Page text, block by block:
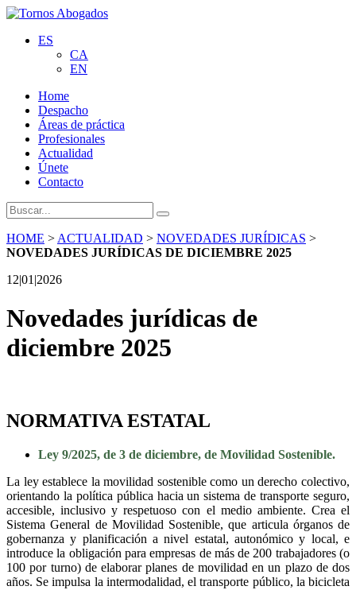
ES
CA
EN
Home
Despacho
Áreas de práctica
Profesionales
Actualidad
Únete
Contacto
HOME > ACTUALIDAD > NOVEDADES JURÍDICAS >
NOVEDADES JURÍDICAS DE DICIEMBRE 2025
12|01|2026
Novedades jurídicas de
diciembre 2025
NORMATIVA ESTATAL
Ley 9/2025, de 3 de diciembre, de Movilidad Sostenible.
La ley establece la movilidad sostenible como un derecho colectivo,
orientando la política pública hacia un sistema de transporte seguro,
accesible, inclusivo y respetuoso con el medio ambiente. Crea el
Sistema General de Movilidad Sostenible, que articula órganos de
gobernanza y planificación a nivel estatal, autonómico y local, e
introduce la obligación para empresas de más de 200 trabajadores (o
100 por turno) de elaborar planes de movilidad en un plazo de dos
años. Se impulsa la intermodalidad, el transporte público, la bicicleta